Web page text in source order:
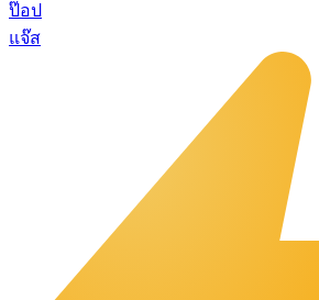
ป๊อป
แจ๊ส